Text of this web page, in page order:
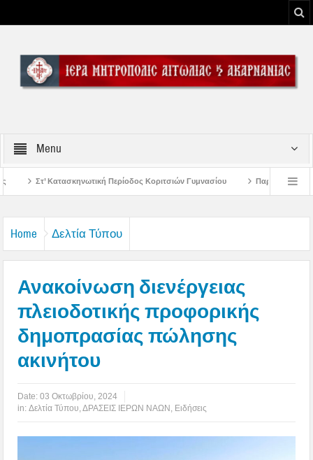
Menu
Κοριτσιών Γυμνασίου Παρακλήσεις πρώτης εβδομάδος
Home Δελτία Τύπου
Ανακοίνωση διενέργειας
πλειοδοτικής προφορικής
δημοπρασίας πώλησης
ακινήτου
Date:03 Οκτωβρίου, 2024
in:Δελτία Τύπου ,ΔΡΑΣΕΙΣ ΙΕΡΩΝ ΝΑΩΝ Ειδήσεις